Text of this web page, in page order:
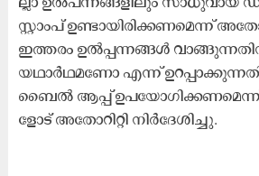
സ്റ്റാം​പ് ഉ​ണ്ടാ​യി​രി​ക്ക​ണ​മെ​ന്ന്
ഇ​ത്ത​രം ഉ​ൽ​പ്പ​ന്ന​ങ്ങ​ൾ
യ​ഥാ​ർ​ഥ​മ​ണോ എ​ന്ന്
ബൈ​ൽ ആ​പ്പ് ഉ​പ​യോ​ഗി​ക്ക​ണ​മെ​ന്ന്
ളോ​ട് അ​തോ​റി​റ്റി നി​ർ​ദേ​ശി​ച്ചു.